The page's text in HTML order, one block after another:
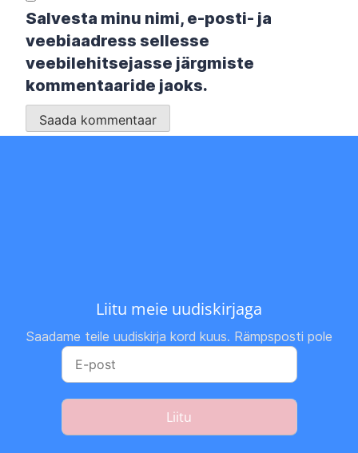
Salvesta minu nimi, e-posti- ja
veebiaadress sellesse
veebilehitsejasse järgmiste
kommentaaride jaoks.
Liitu meie uudiskirjaga
Saadame teile uudiskirja kord kuus. Rämpsposti pole
Liitu